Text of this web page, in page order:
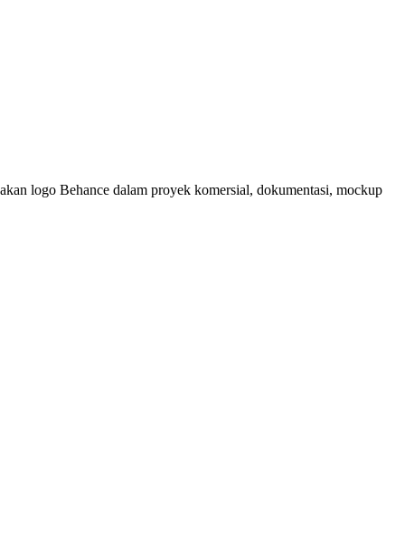
logo Behance dalam proyek komersial, dokumentasi, mockup